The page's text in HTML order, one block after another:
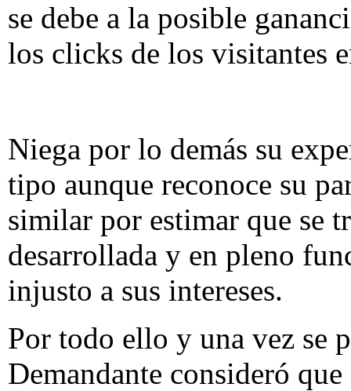
se debe a la posible
los clicks de los visitantes
Niega por lo demás su
tipo aunque reconoce su
similar por estimar que se
desarrollada y en pleno
injusto a sus intereses.
Por todo ello y una vez se
Demandante consideró